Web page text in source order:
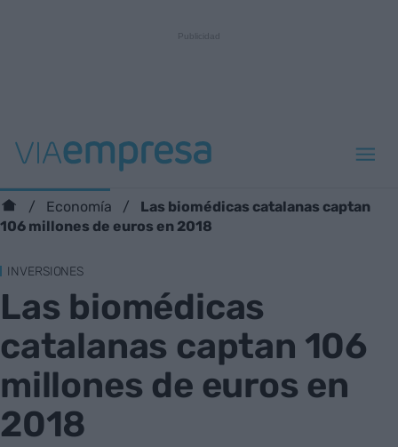
Economía
Las biomédicas catalanas captan
106 millones de euros en 2018
INVERSIONES
Las biomédicas
catalanas captan 106
millones de euros en
2018